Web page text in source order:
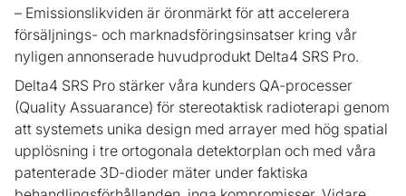
– Emissionslikviden är öronmärkt för att accelerera
försäljnings- och marknadsföringsinsatser kring vår
nyligen annonserade huvudprodukt Delta4 SRS Pro.
Delta4 SRS Pro stärker våra kunders QA-processer
(Quality Assuarance) för stereotaktisk radioterapi genom
att systemets unika design med arrayer med hög spatial
upplösning i tre ortogonala detektorplan och med våra
patenterade 3D-dioder mäter under faktiska